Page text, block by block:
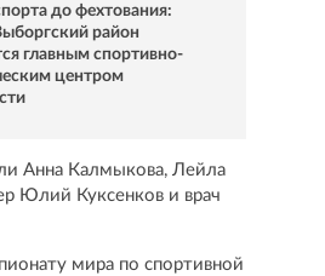
до фехтования:
район
главным спортивно-
центром
Анна Калмыкова, Лейла
Юлий Куксенков и врач
мира по спортивной